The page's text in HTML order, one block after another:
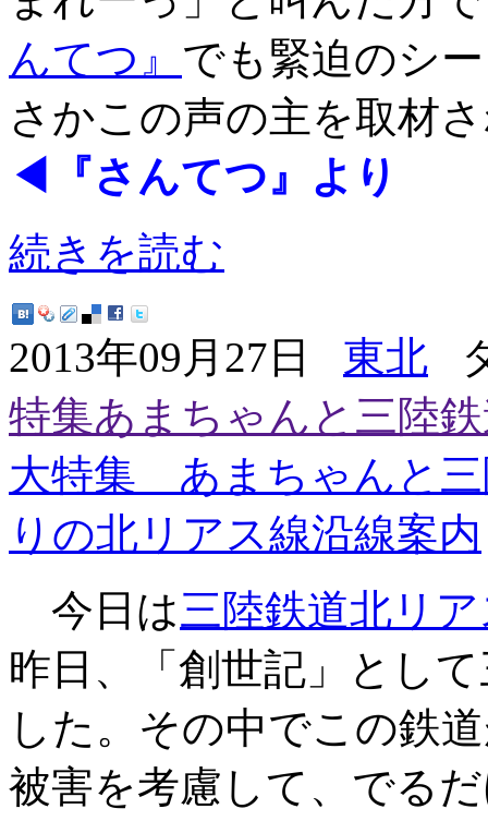
んてつ』 でも緊迫のシ
さかこの声の主を取材
◀『さんてつ』より
続きを読む
2013年09月27日 東北
特集あまちゃんと三陸
大特集 あまちゃんと
りの北リアス線沿線案内
今日は三陸鉄道北リ
昨日、「創世記」とし
した。その中でこの鉄
被害を考慮して、でる